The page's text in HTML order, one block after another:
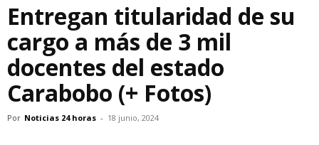
Entregan titularidad de su
cargo a más de 3 mil
docentes del estado
Carabobo (+ Fotos)
Por Noticias 24 horas - 18 junio, 2024